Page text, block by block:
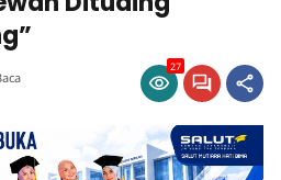
27